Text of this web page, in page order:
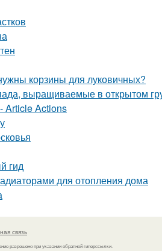
корзины для луковичных?
выращиваемые в открытом
Article Actions
гид
для отопления дома
связь
разрешено при указании обратной гиперссылки.